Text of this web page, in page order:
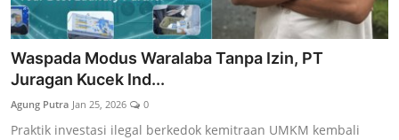
Waspada Modus Waralaba Tanpa Izin, PT
Juragan Kucek Ind...
Agung Putra Jan 25, 2026 0
Praktik investasi ilegal berkedok kemitraan UMKM kembali